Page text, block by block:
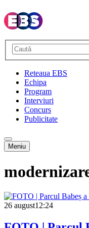
Reteaua EBS
Echipa
Program
Interviuri
Concurs
Publicitate
Meniu
26 august12:24